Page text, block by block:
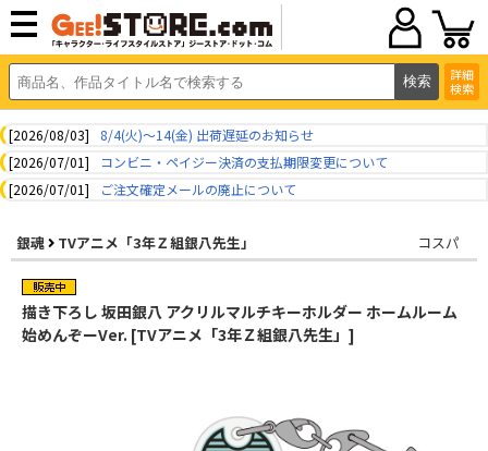
詳細
検索
[2026/08/03]
8/4(火)～14(金) 出荷遅延のお知らせ
[2026/07/01]
コンビニ・ペイジー決済の支払期限変更について
[2026/07/01]
ご注文確定メールの廃止について
銀魂 TVアニメ「3年Ｚ組銀八先生」 コスパ
描き下ろし 坂田銀八 アクリルマルチキーホルダー ホームルーム
始めんぞーVer. [TVアニメ「3年Ｚ組銀八先生」]